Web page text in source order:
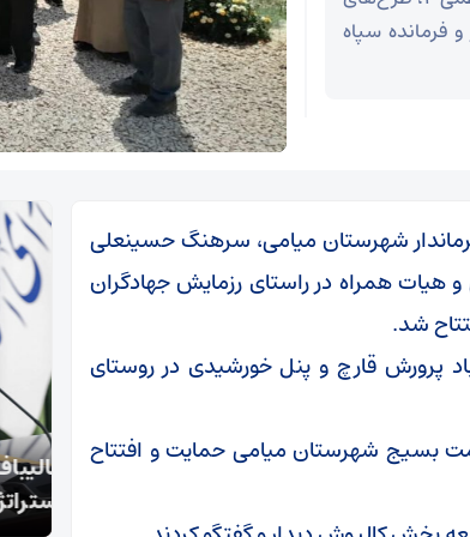
فرمانده سپاه
شهرستان میامی، سرهنگ حسینعلی
همراه در راستای رزمایش جهادگران
پرورش قارچ و پنل خورشیدی در روستای
بسیج شهرستان میامی حمایت و افتتاح
انتشار اخبار جعلی توسط ترامپ یک
را